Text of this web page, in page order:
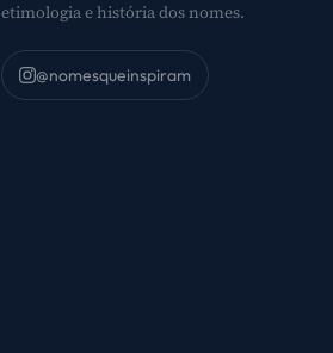
etimologia e história dos nomes.
@nomesqueinspiram